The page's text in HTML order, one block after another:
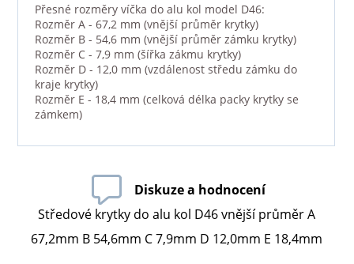
Přesné rozměry víčka do alu kol model D46:
Rozměr A - 67,2 mm (vnější průměr krytky)
Rozměr B - 54,6 mm (vnější průměr zámku krytky)
Rozměr C - 7,9 mm (šířka zákmu krytky)
Rozměr D - 12,0 mm (vzdálenost středu zámku do
kraje krytky)
Rozměr E - 18,4 mm (celková délka packy krytky se
zámkem)
Diskuze a hodnocení
Středové krytky do alu kol D46 vnější průměr A
67,2mm B 54,6mm C 7,9mm D 12,0mm E 18,4mm